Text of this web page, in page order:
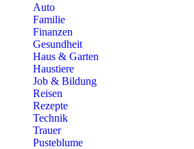
Auto
Familie
Finanzen
Gesundheit
Haus & Garten
Haustiere
Job & Bildung
Reisen
Rezepte
Technik
Trauer
Pusteblume